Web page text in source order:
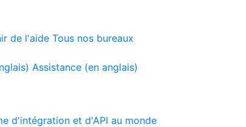
de l'aide Tous nos bureaux
Assistance (en anglais)
d'intégration et d'API au monde